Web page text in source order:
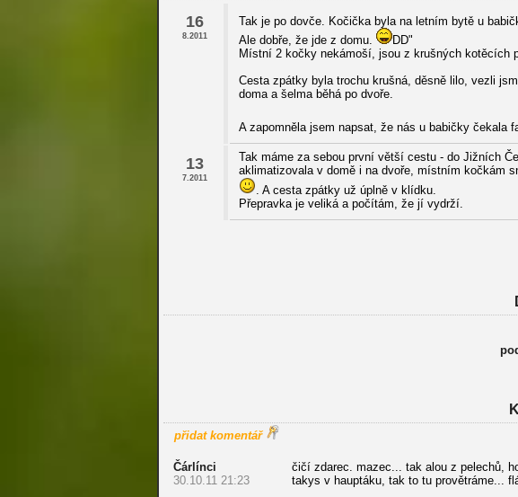
16
8.2011
Tak je po dovče. Kočička byla na letním bytě u
Ale dobře, že jde z domu.
DD"
Místní 2 kočky nekámoší, jsou z krušných kotěcích
Cesta zpátky byla trochu krušná, děsně lilo, vezli
doma a šelma běhá po dvoře.
A zapomněla jsem napsat, že nás u babičky čekala
13
7.2011
Tak máme za sebou první větší cestu - do Jižních
aklimatizovala v domě i na dvoře, místním kočkám
. A cesta zpátky už úplně v klídku.
Přepravka je veliká a počítám, že jí vydrží.
přidat komentář
Čárlínci
30.10.11 21:23
čičí zdarec. mazec... tak alou z pelechů,
takys v hauptáku, tak to tu provětráme...